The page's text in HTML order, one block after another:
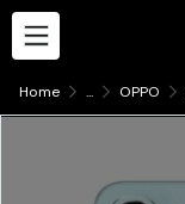
Home ... OPPO